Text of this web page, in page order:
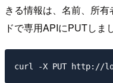
きる情報は、名前、所有
ドで専用APIにPUTしま